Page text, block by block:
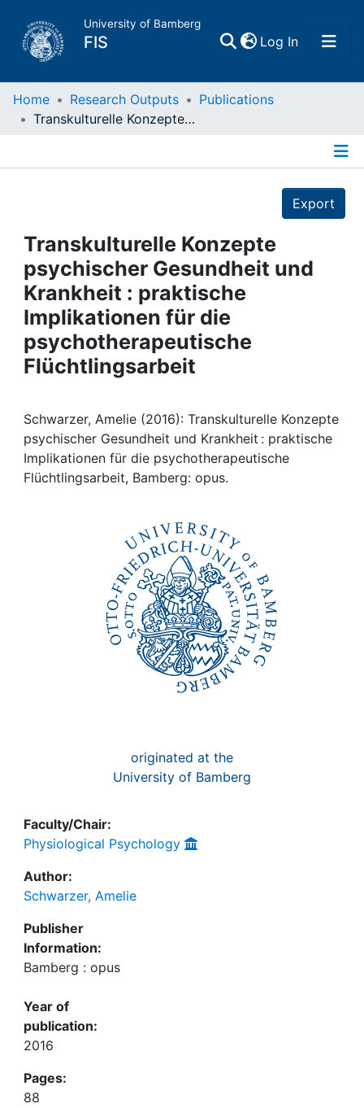
University of Bamberg
FIS Log In(current)
Home
Projects
People
Institutions
Awards
Help
Home Research Outputs
Publications
Transkulturelle Konzepte psychischer Gesundheit und Krankheit : praktische Implikationen für die psychotherapeutische Flüchtlingsarbeit
Export
Transkulturelle Konzepte
psychischer Gesundheit und
Krankheit : praktische
Implikationen für die
psychotherapeutische
Flüchtlingsarbeit
Schwarzer, Amelie (2016): Transkulturelle Konzepte
psychischer Gesundheit und Krankheit : praktische
Implikationen für die psychotherapeutische
Flüchtlingsarbeit, Bamberg: opus.
originated at the
University of Bamberg
Faculty/Chair:
Physiological Psychology
Author:
Schwarzer, Amelie
Publisher
Information:
Bamberg : opus
Year of
publication:
2016
Pages:
88